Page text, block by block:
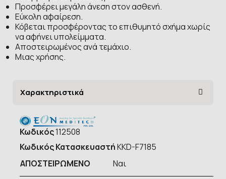
Προσφέρει μεγάλη άνεση στον ασθενή.
Εύκολη αφαίρεση.
Κόβεται προσφέροντας το επιθυμητό σχήμα χωρίς
να αφήνει υπολείμματα.
Αποστειρωμένος ανά τεμάχιο.
Μιας χρήσης.
Χαρακτηριστικά
Κωδικός112508
Κωδικός ΚατασκευαστήKKD-F7185
ΑΠΟΣΤΕΙΡΩΜΕΝΟ
Ναι